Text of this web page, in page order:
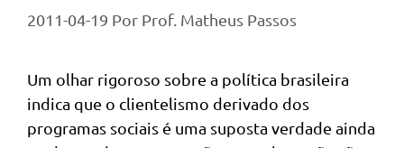
2011-04-19 Por Prof. Matheus Passos
Um olhar rigoroso sobre a política brasileira
indica que o clientelismo derivado dos
programas sociais é uma suposta verdade ainda